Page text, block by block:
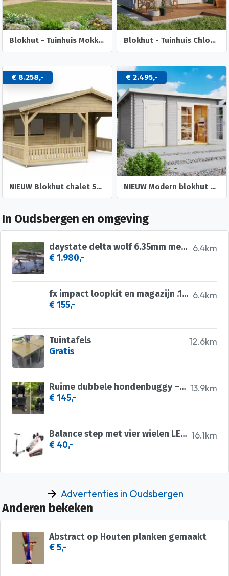
Blokhut - Tuinhuis Mokka | 40 mm | vuren onbehandeld Blokhut - Tuinhuis Chloe | 40 mm | vuren onbehandeld
€ 8.258,-
NIEUW Blokhut chalet 50mm: 5×5+3
€ 2.495,-
NIEUW Modern blokhut Belmont 1
In Oudsbergen en omgeving
6.4km
daystate delta wolf 6.35mm met vector optics continental
€ 1.980,-
6.4km
fx impact loopkit en magazijn .177
€ 155,-
12.6km
Tuintafels
Gratis
13.9km
Ruime dubbele hondenbuggy – opvouwbaar en praktisch! 🐾
€ 145,-
16.1km
Balance step met vier wielen LED knipsels
€ 40,-
Advertenties in Oudsbergen
Anderen bekeken
Abstract op Houten planken gemaakt
€ 5,-